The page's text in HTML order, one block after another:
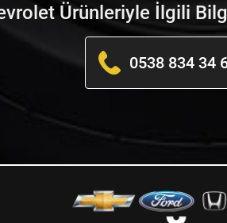
Ürünleriyle İlgili
0538 834 34